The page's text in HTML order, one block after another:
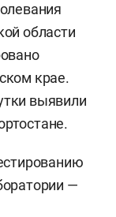
области
крае.
выявили
—